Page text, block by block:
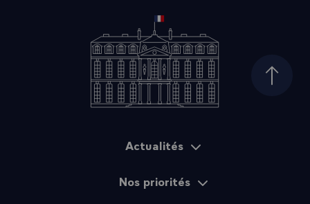
Haut
Actualités
Nos priorités